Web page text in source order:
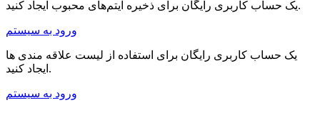
یک حساب کاربری رایگان برای ذخیره آیتم‌های محبوب ایجاد کنید.
ورود به سیستم
یک حساب کاربری رایگان برای استفاده از لیست علاقه مندی ها
ایجاد کنید.
ورود به سیستم